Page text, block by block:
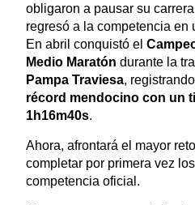
obligaron a pausar su
regresó a la competencia en
En abril conquistó el
Medio Maratón durante la
Pampa Traviesa,
récord mendocino con un
1h16m40s.
Ahora, afrontará el mayor
completar por primera vez
competencia oficial.